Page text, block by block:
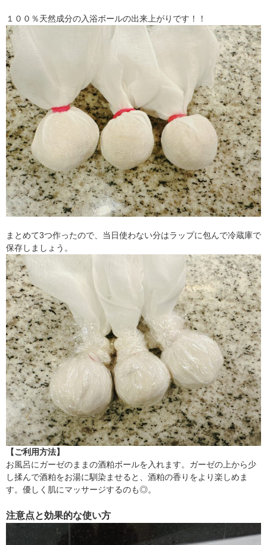
１００％天然成分の入浴ボールの出来上がりです！！
まとめて3つ作ったので、当日使わない分はラップに包んで冷蔵庫で
保存しましょう。
【ご利用方法】
お風呂にガーゼのままの酒粕ボールを入れます。ガーゼの上から少
し揉んで酒粕をお湯に馴染ませると、酒粕の香りをより楽しめま
す。優しく肌にマッサージするのも◎。
注意点と効果的な使い方